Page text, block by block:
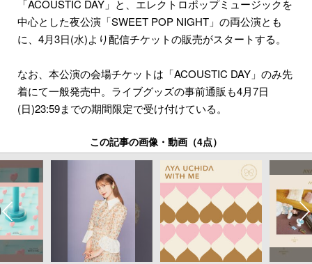
「ACOUSTIC DAY」と、エレクトロポップミュージックを
中心とした夜公演「SWEET POP NIGHT」の両公演とも
に、4月3日(水)より配信チケットの販売がスタートする。
なお、本公演の会場チケットは「ACOUSTIC DAY」のみ先
着にて一般発売中。ライブグッズの事前通販も4月7日
(日)23:59までの期間限定で受け付けている。
この記事の画像・動画（4点）